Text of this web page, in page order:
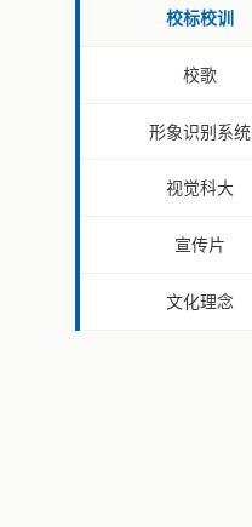
校标校训
校歌
形象识别系统
视觉科大
宣传片
文化理念